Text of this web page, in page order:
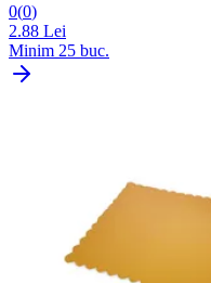
0(0)
2.88 Lei
Minim 25 buc.